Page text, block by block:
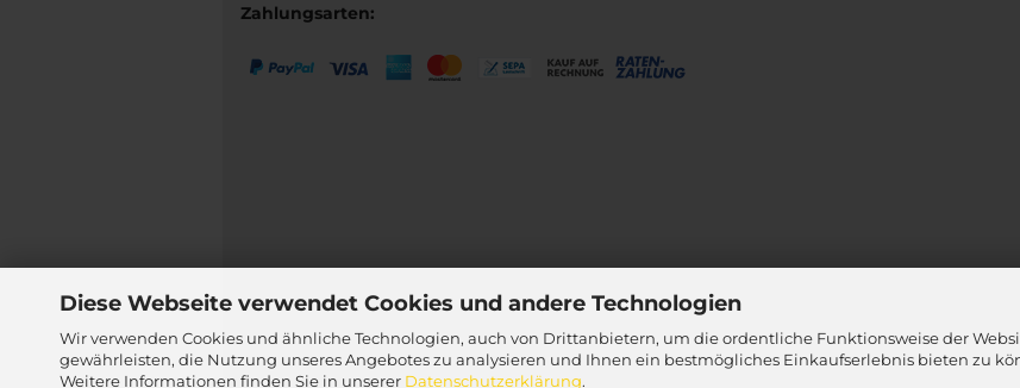
Diese Webseite verwendet Cookies und andere Technologien
Wir verwenden Cookies und ähnliche Technologien, auch von Drittanbietern, um die ordentliche Funktionsweise der
gewährleisten, die Nutzung unseres Angebotes zu analysieren und Ihnen ein bestmögliches Einkaufserlebnis bieten zu
Weitere Informationen finden Sie in unserer Datenschutzerklärung.
Zahlungsarten: